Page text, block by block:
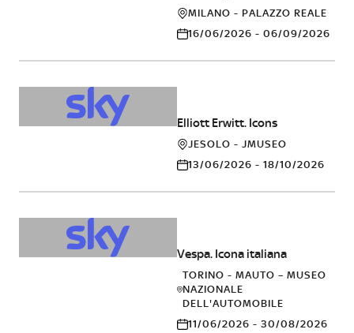
MILANO - PALAZZO REALE
16/06/2026 - 06/09/2026
Elliott Erwitt. Icons
JESOLO - JMUSEO
13/06/2026 - 18/10/2026
Vespa. Icona italiana
TORINO - MAUTO – MUSEO
NAZIONALE
DELL'AUTOMOBILE
11/06/2026 - 30/08/2026